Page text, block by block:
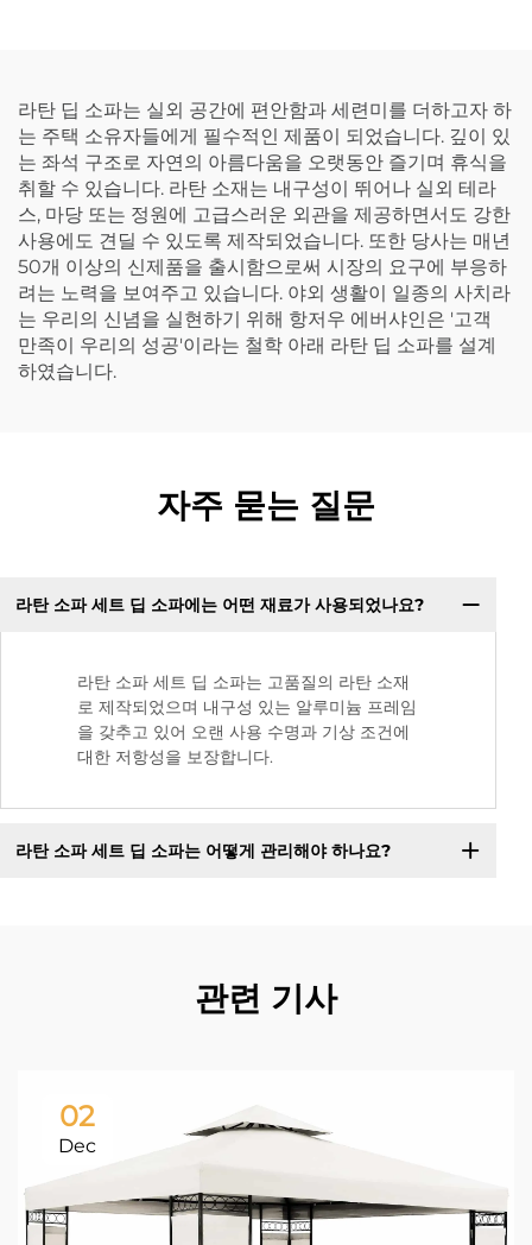
라탄 딥 소파는 실외 공간에 편안함과 세련미를 더하고자 하
는 주택 소유자들에게 필수적인 제품이 되었습니다. 깊이 있
는 좌석 구조로 자연의 아름다움을 오랫동안 즐기며 휴식을
취할 수 있습니다. 라탄 소재는 내구성이 뛰어나 실외 테라
스, 마당 또는 정원에 고급스러운 외관을 제공하면서도 강한
사용에도 견딜 수 있도록 제작되었습니다. 또한 당사는 매년
50개 이상의 신제품을 출시함으로써 시장의 요구에 부응하
려는 노력을 보여주고 있습니다. 야외 생활이 일종의 사치라
는 우리의 신념을 실현하기 위해 항저우 에버샤인은 '고객
만족이 우리의 성공'이라는 철학 아래 라탄 딥 소파를 설계
하였습니다.
자주 묻는 질문
라탄 소파 세트 딥 소파에는 어떤 재료가 사용되었나요?
라탄 소파 세트 딥 소파는 고품질의 라탄 소재
로 제작되었으며 내구성 있는 알루미늄 프레임
을 갖추고 있어 오랜 사용 수명과 기상 조건에
대한 저항성을 보장합니다.
라탄 소파 세트 딥 소파는 어떻게 관리해야 하나요?
관련 기사
02
Dec